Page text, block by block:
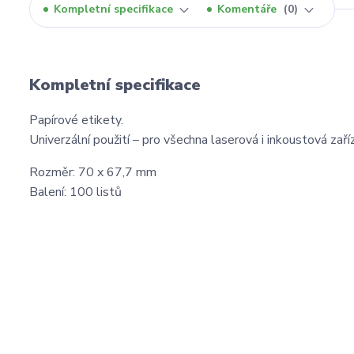
Kompletní specifikace Komentáře 0
Kompletní specifikace
Papírové etikety.
Univerzální použití – pro všechna laserová i inkoustová
Rozměr: 70 x 67,7 mm
Balení: 100 listů